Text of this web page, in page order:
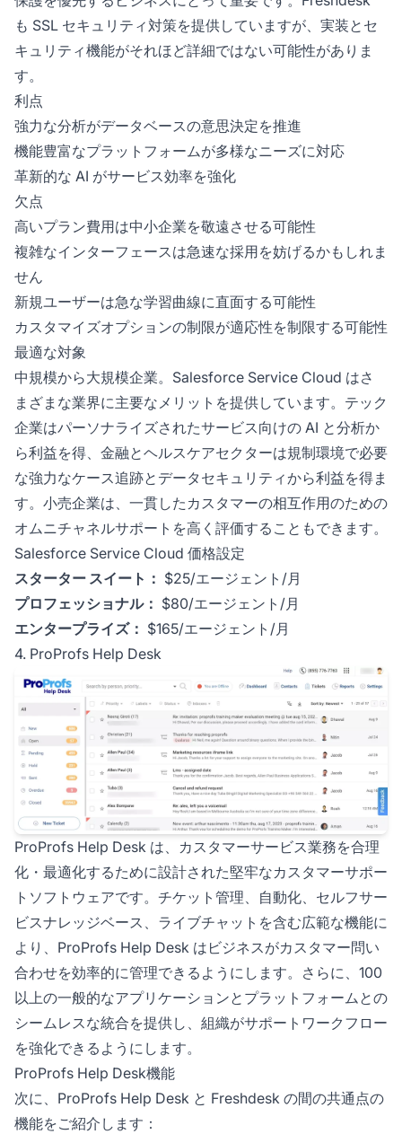
も SSL セキュリティ対策を提供していますが、実装とセ
キュリティ機能がそれほど詳細ではない可能性がありま
す。
利点
強力な分析がデータベースの意思決定を推進
機能豊富なプラットフォームが多様なニーズに対応
革新的な AI がサービス効率を強化
欠点
高いプラン費用は中小企業を敬遠させる可能性
複雑なインターフェースは急速な採用を妨げるかもしれま
せん
新規ユーザーは急な学習曲線に直面する可能性
カスタマイズオプションの制限が適応性を制限する可能性
最適な対象
中規模から大規模企業。Salesforce Service Cloud はさ
まざまな業界に主要なメリットを提供しています。テック
企業はパーソナライズされたサービス向けの AI と分析か
ら利益を得、金融とヘルスケアセクターは規制環境で必要
な強力なケース追跡とデータセキュリティから利益を得ま
す。小売企業は、一貫したカスタマーの相互作用のための
オムニチャネルサポートを高く評価することもできます。
Salesforce Service Cloud 価格設定
スターター スイート： $25/エージェント/月
プロフェッショナル： $80/エージェント/月
エンタープライズ： $165/エージェント/月
4. ProProfs Help Desk
ProProfs Help Desk は、カスタマーサービス業務を合理
化・最適化するために設計された堅牢なカスタマーサポー
トソフトウェアです。チケット管理、自動化、セルフサー
ビスナレッジベース、ライブチャットを含む広範な機能に
より、ProProfs Help Desk はビジネスがカスタマー問い
合わせを効率的に管理できるようにします。さらに、100
以上の一般的なアプリケーションとプラットフォームとの
シームレスな統合を提供し、組織がサポートワークフロー
を強化できるようにします。
ProProfs Help Desk機能
次に、ProProfs Help Desk と Freshdesk の間の共通点の
機能をご紹介します：